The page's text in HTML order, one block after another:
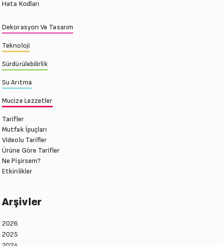
Hata Kodları
Dekorasyon Ve Tasarım
Teknoloji
Sürdürülebilirlik
Su Arıtma
Mucize Lezzetler
Tarifler
Mutfak İpuçları
Videolu Tarifler
Ürüne Göre Tarifler
Ne Pişirsem?
Etkinlikler
Arşivler
2026
Ocak (7)
2025